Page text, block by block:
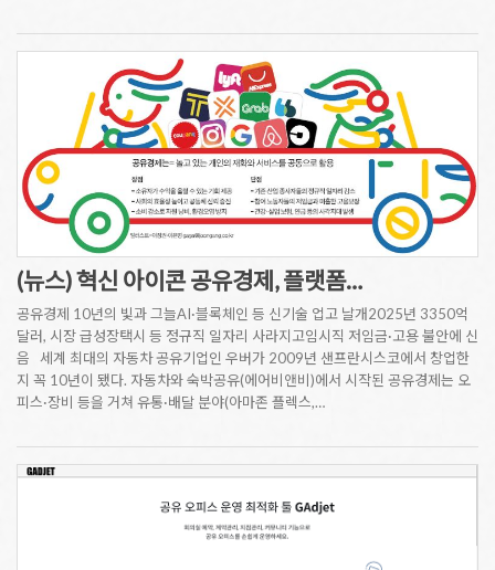
(뉴스) 혁신 아이콘 공유경제, 플랫폼…
공유경제 10년의 빛과 그늘AI·블록체인 등 신기술 업고 날개2025년 3350억
달러, 시장 급성장택시 등 정규직 일자리 사라지고임시직 저임금·고용 불안에 신
음 세계 최대의 자동차 공유기업인 우버가 2009년 샌프란시스코에서 창업한
지 꼭 10년이 됐다. 자동차와 숙박공유(에어비앤비)에서 시작된 공유경제는 오
피스·장비 등을 거쳐 유통·배달 분야(아마존 플렉스,…